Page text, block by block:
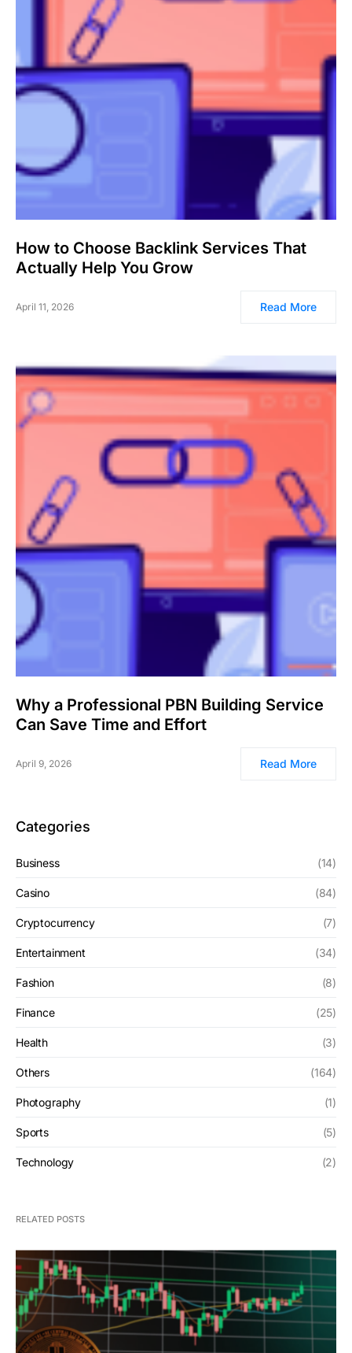
How to Choose Backlink Services That
Actually Help You Grow
April 11, 2026 Read More
Why a Professional PBN Building Service
Can Save Time and Effort
April 9, 2026 Read More
Categories
Business (14)
Casino (84)
Cryptocurrency (7)
Entertainment (34)
Fashion (8)
Finance (25)
Health (3)
Others (164)
Photography (1)
Sports (5)
Technology (2)
RELATED POSTS